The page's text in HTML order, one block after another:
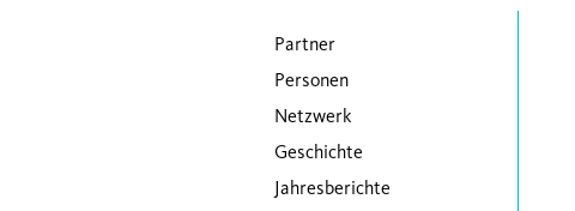
Navigation überspringen
Partner
Personen
Netzwerk
Geschichte
Jahresberichte